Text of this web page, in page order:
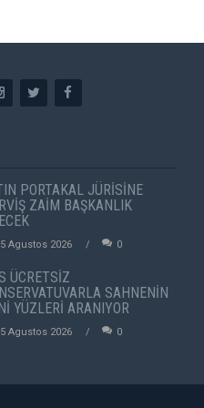
PORTAKAL JÜRİSİNE
ZAİM BAŞKANLIK
Agustos 2026 0
ÜCRETSİZ
SAHNENİN
YÜZLERİ ARANIYOR
Agustos 2026 0